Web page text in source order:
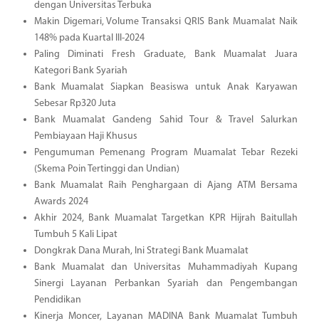
dengan Universitas Terbuka
Makin Digemari, Volume Transaksi QRIS Bank Muamalat Naik
148% pada Kuartal III-2024
Paling Diminati Fresh Graduate, Bank Muamalat Juara
Kategori Bank Syariah
Bank Muamalat Siapkan Beasiswa untuk Anak Karyawan
Sebesar Rp320 Juta
Bank Muamalat Gandeng Sahid Tour & Travel Salurkan
Pembiayaan Haji Khusus
Pengumuman Pemenang Program Muamalat Tebar Rezeki
(Skema Poin Tertinggi dan Undian)
Bank Muamalat Raih Penghargaan di Ajang ATM Bersama
Awards 2024
Akhir 2024, Bank Muamalat Targetkan KPR Hijrah Baitullah
Tumbuh 5 Kali Lipat
Dongkrak Dana Murah, Ini Strategi Bank Muamalat
Bank Muamalat dan Universitas Muhammadiyah Kupang
Sinergi Layanan Perbankan Syariah dan Pengembangan
Pendidikan
Kinerja Moncer, Layanan MADINA Bank Muamalat Tumbuh